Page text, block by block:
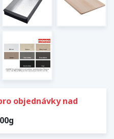
objednávky nad